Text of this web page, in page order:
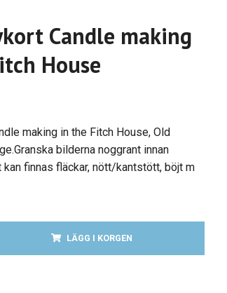
Candle making
House
making in the Fitch House, Old
bilderna noggrant innan
finnas fläckar, nött/kantstött, böjt m
LÄGG I KORGEN